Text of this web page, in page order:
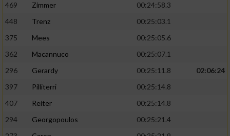
469
Zimmer
00:24:58.3
448
Trenz
00:25:03.1
375
Mees
00:25:05.6
362
Macannuco
00:25:07.1
296
Gerardy 00:25:11.8
02:06:24
397
Pilliterri
00:25:14.8
407
Reiter
00:25:14.8
294
Georgopoulos
00:25:21.4